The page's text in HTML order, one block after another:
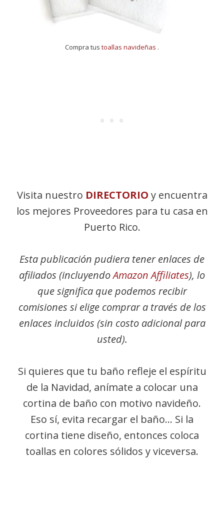
Compra tus toallas navideñas .
Visita nuestro DIRECTORIO y encuentra
los mejores Proveedores para tu casa en
Puerto Rico.
Esta publicación pudiera tener enlaces de
afiliados (incluyendoAmazon Affiliates), lo
que significa que podemos recibir
comisiones si elige comprar a través de los
enlaces incluidos (sin costo adicional para
usted).
Si quieres que tu baño refleje el espíritu
de la Navidad, anímate a colocar una
cortina de baño con motivo navideño.
Eso sí, evita recargar el baño… Si la
cortina tiene diseño, entonces coloca
toallas en colores sólidos y viceversa.